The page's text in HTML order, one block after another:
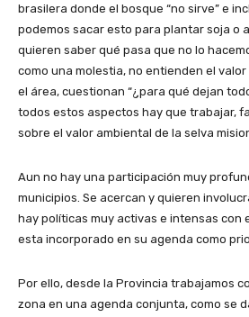
brasilera donde el bosque “no sirve” e
podemos sacar esto para plantar soja o
quieren saber qué pasa que no lo
como una molestia, no entienden el
el área, cuestionan “¿para qué dejan
todos estos aspectos hay que trabajar,
sobre el valor ambiental de la selva
Aun no hay una participación muy
municipios. Se acercan y quieren
hay políticas muy activas e intensas con
esta incorporado en su agenda como
Por ello, desde la Provincia trabajamos
zona en una agenda conjunta, como se